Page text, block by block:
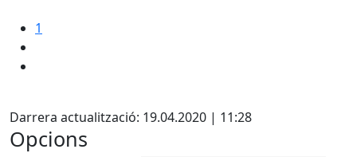
1
Darrera actualització: 19.04.2020 | 11:28
Opcions